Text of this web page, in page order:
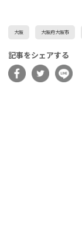
大阪 大阪府大阪市
記事をシェアする